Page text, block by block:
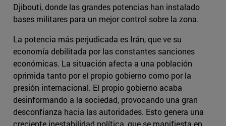
Djibouti, donde las grandes potencias han instalado
bases militares para un mejor control sobre la zona.
La potencia más perjudicada es Irán, que ve su
economía debilitada por las constantes sanciones
económicas. La situación afecta a una población
oprimida tanto por el propio gobierno como por la
presión internacional. El propio gobierno acaba
desinformando a la sociedad, provocando una gran
desconfianza hacia las autoridades. Esto genera una
creciente inestabilidad política, que se manifiesta en